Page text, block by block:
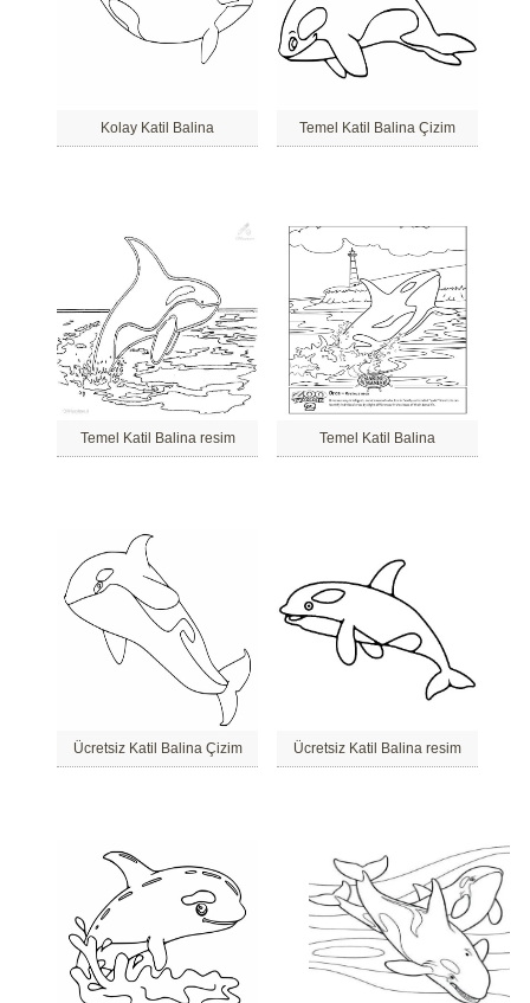
Kolay Katil Balina Temel Katil Balina Çizim
Temel Katil Balina resim Temel Katil Balina
Ücretsiz Katil Balina Çizim Ücretsiz Katil Balina resim